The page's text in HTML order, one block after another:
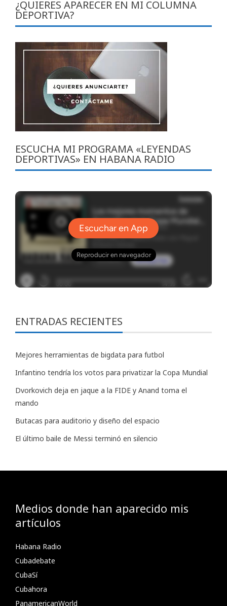
¿QUIERES APARECER EN MI COLUMNA
DEPORTIVA?
ESCUCHA MI PROGRAMA «LEYENDAS
DEPORTIVAS» EN HABANA RADIO
ENTRADAS RECIENTES
Mejores herramientas de bigdata para futbol
Infantino tendría los votos para privatizar la Copa Mundial
Dvorkovich deja en jaque a la FIDE y Anand toma el
mando
Butacas para auditorio y diseño del espacio
El último baile de Messi terminó en silencio
Medios donde han aparecido mis
artículos
Habana Radio
Cubadebate
CubaSí
Cubahora
PanamericanWorld